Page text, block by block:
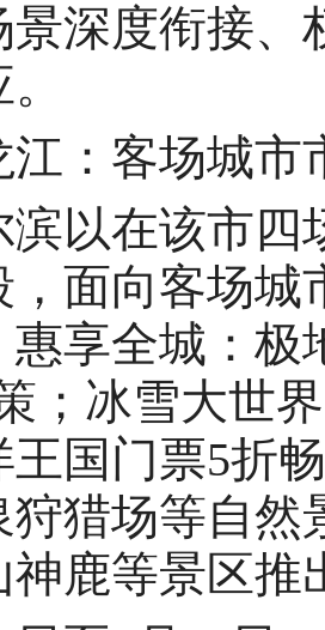
景深度衔接、
客场城市
在该市四
，面向客场城
惠享全城：极
；冰雪大世
王国门票5折
狩猎场等自然
神鹿等景区推